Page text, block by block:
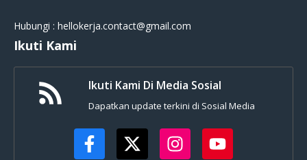
Hubungi : hellokerja.contact@gmail.com
Ikuti Kami
Ikuti Kami Di Media Sosial
Dapatkan update terkini di Sosial Media